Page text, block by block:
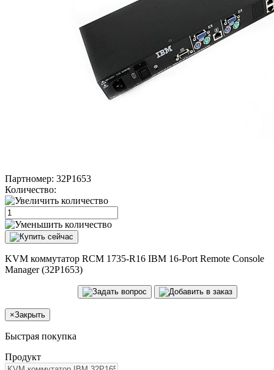
Партномер: 32P1653
Количество:
KVM коммутатор RCM 1735-R16 IBM 16-Port Remote Console
Manager (32P1653)
×Закрыть
Быстрая покупка
Продукт